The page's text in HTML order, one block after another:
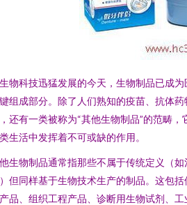
物科技迅猛发展的今天，生物制品已成
组成部分。除了人们熟知的疫苗、抗体
还有一类被称为“其他生物制品”的范畴
生活中发挥着不可或缺的作用。
生物制品通常指那些不属于传统定义（
但同样基于生物技术生产的制品。这包
品、组织工程产品、诊断用生物试剂、